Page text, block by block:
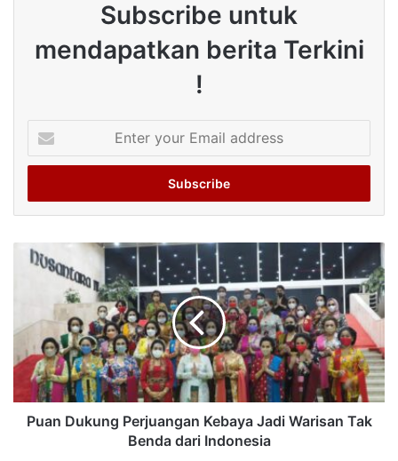
Subscribe untuk
mendapatkan berita Terkini
!
your
Email
Puan Dukung Perjuangan Kebaya Jadi Warisan Tak
Benda dari Indonesia